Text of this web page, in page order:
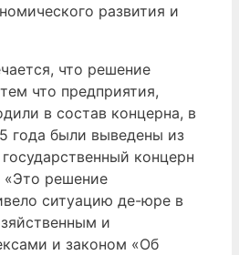
развития и
что решение
что предприятия,
в состав концерна, в
года были выведены из
концерн
«Это решение
ситуацию де-юре в
и
и законом «Об